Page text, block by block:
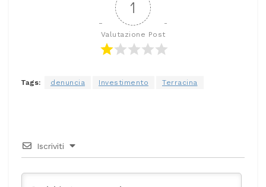
1
Valutazione Post
Tags: denuncia Investimento Terracina
Iscriviti